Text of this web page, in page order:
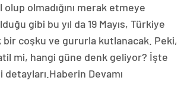
olmadığını merak etmeye
gibi bu yıl da 19 Mayıs, Türkiye
coşku ve gururla kutlanacak. Peki,
mi, hangi güne denk geliyor? İşte
detayları. Haberin Devamı